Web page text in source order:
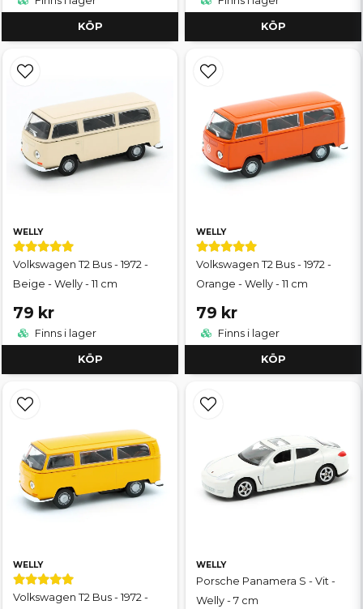
KÖP KÖP
WELLY
Volkswagen T2 Bus - 1972 -
Beige - Welly - 11 cm
79 kr
Finns i lager
KÖP
WELLY
Volkswagen T2 Bus - 1972 -
Orange - Welly - 11 cm
79 kr
Finns i lager
KÖP
WELLY
Volkswagen T2 Bus - 1972 -
WELLY
Porsche Panamera S - Vit -
Welly - 7 cm